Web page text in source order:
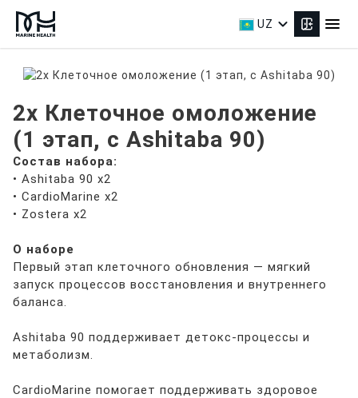
UZ expand_more menu
2x Клеточное омоложение
(1 этап, с Ashitaba 90)
Состав набора:
• Ashitaba 90 x2
• CardioMarine x2
• Zostera x2
О наборе
Первый этап клеточного обновления — мягкий
запуск процессов восстановления и внутреннего
баланса.
Ashitaba 90 поддерживает детокс-процессы и
метаболизм.
CardioMarine помогает поддерживать здоровое